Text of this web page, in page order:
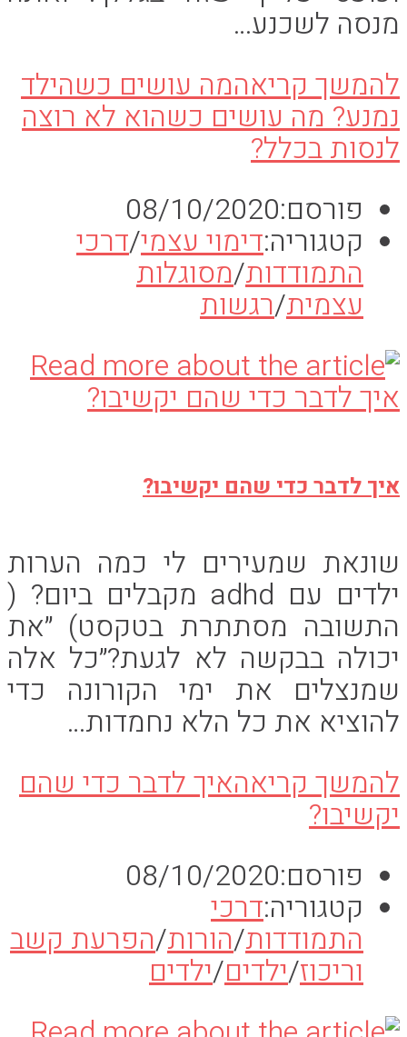
מנסה לשכנע…
להמשך קריאהמה עושים כשהילד
נמנע? מה עושים כשהוא לא רוצה
לנסות בכלל?
פורסם:08/10/2020
קטגוריה:דימוי עצמי/דרכי
התמודדות/מסוגלות
עצמית/רגשות
איך לדבר כדי שהם יקשיבו?
שונאת שמעירים לי כמה הערות
ילדים עם adhd מקבלים ביום? (
התשובה מסתתרת בטקסט) ״את
יכולה בבקשה לא לגעת?״כל אלה
שמנצלים את ימי הקורונה כדי
להוציא את כל הלא נחמדות…
להמשך קריאהאיך לדבר כדי שהם
יקשיבו?
פורסם:08/10/2020
קטגוריה:דרכי
התמודדות/הורות/הפרעת קשב
וריכוז/ילדים/ילדים